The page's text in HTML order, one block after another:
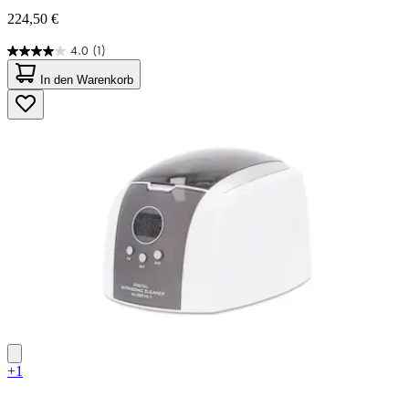
224,50 €
4.0 (1)
4.0
von
5
Sternen.
1
In den Warenkorb
+1